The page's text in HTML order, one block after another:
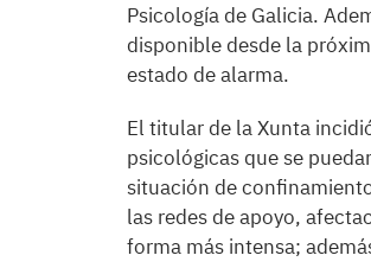
Psicología de Galicia.
disponible desde la
estado de alarma.
El titular de la Xunta
psicológicas que se
situación de
las redes de apoyo,
forma más intensa;